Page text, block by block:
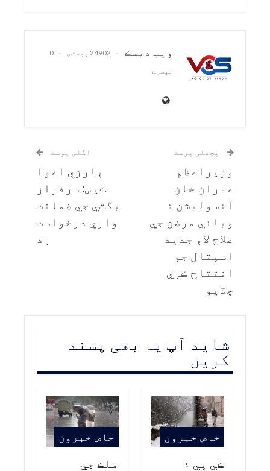
ويب ڊيسڪ 24902 پوسٹس
0
تبصرے
پچھلی پوسٹ
وزيراعظم
عمران خان
آئسوليشن ۽
وبائي مرضن جي
علاج لاءِ جديد
اسپتال جو
افتتاح ڪري
ڇڏيو
اگلی پوسٹ
ٻارڙي اغوا
ڪيس: سرفراز
بگٽي جي ضمانت
واري درخواست
رد
شاید آپ یہ بھی پسند
کریں
خاص خبرون
ڪي پي ۽
خاص خبرون
ملڪ جي